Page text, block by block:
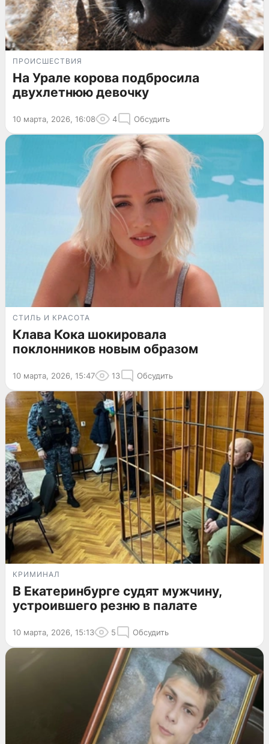
ПРОИСШЕСТВИЯ
На Урале корова подбросила
двухлетнюю девочку
10 марта, 2026, 16:08 4 Обсудить
СТИЛЬ И КРАСОТА
Клава Кока шокировала
поклонников новым образом
10 марта, 2026, 15:47 13 Обсудить
КРИМИНАЛ
В Екатеринбурге судят мужчину,
устроившего резню в палате
10 марта, 2026, 15:13 5 Обсудить